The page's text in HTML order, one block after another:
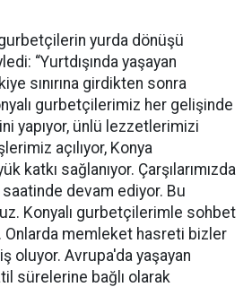
yurda dönüşü
“Yurtdışında yaşayan
sınırına girdikten sonra
gurbetçilerimiz her gelişinde
yapıyor, ünlü lezzetlerimizi
açılıyor, Konya
katkı sağlanıyor. Çarşılarımızda
devam ediyor. Bu
Konyalı gurbetçilerimle sohbet
memleket hasreti bizler
oluyor. Avrupa'da yaşayan
sürelerine bağlı olarak